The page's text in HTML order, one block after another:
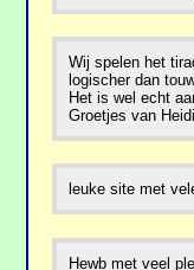
Wij spelen het
logischer dan
Het is wel echt
Groetjes van Heidi
leuke site met
Hewb met veel